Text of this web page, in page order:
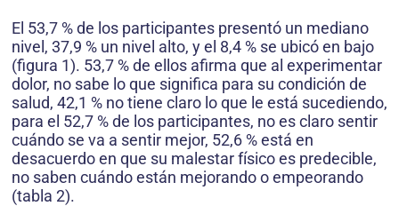
El 53,7 % de los participantes presentó un mediano
nivel, 37,9 % un nivel alto, y el 8,4 % se ubicó en bajo
(figura 1). 53,7 % de ellos afirma que al experimentar
dolor, no sabe lo que significa para su condición de
salud, 42,1 % no tiene claro lo que le está sucediendo,
para el 52,7 % de los participantes, no es claro sentir
cuándo se va a sentir mejor, 52,6 % está en
desacuerdo en que su malestar físico es predecible,
no saben cuándo están mejorando o empeorando
(tabla 2).